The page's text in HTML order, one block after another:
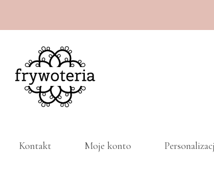
Kontakt Moje konto